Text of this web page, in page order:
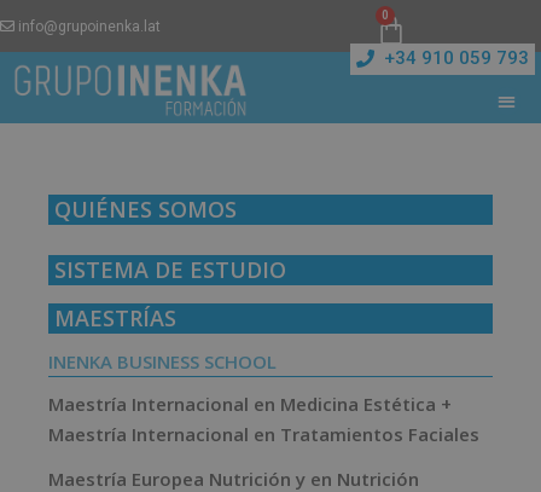
info@grupoinenka.lat
0
+34 910 059 793
QUIÉNES SOMOS
SISTEMA DE ESTUDIO
MAESTRÍAS
INENKA BUSINESS SCHOOL
Maestría Internacional en Medicina Estética +
Maestría Internacional en Tratamientos Faciales
Maestría Europea Nutrición y en Nutrición